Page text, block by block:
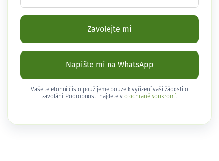
Zavolejte mi
Napište mi na WhatsApp
Vaše telefonní číslo použijeme pouze k vyřízení vaší žádosti o
zavolání. Podrobnosti najdete v o ochraně soukromí .